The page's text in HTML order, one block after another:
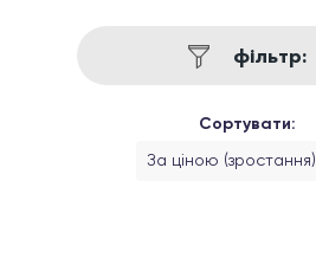
фільтр:
Сортувати:
За ціною (зростання)